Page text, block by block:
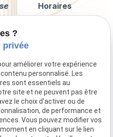
Horaires
?
privée
améliorer votre expérience
personnalisé. Les
sont essentiels au
site et ne peuvent pas être
le choix d'activer ou de
de performance et
Vous pouvez modifier vos
en cliquant sur le lien